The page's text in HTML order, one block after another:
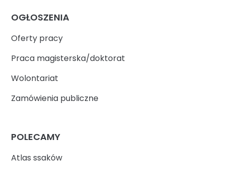
OGŁOSZENIA
Oferty pracy
Praca magisterska/doktorat
Wolontariat
Zamówienia publiczne
POLECAMY
Atlas ssaków